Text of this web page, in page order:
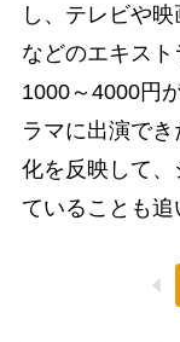
し、テレビや
などのエキス
1000～4000円
ラマに出演で
化を反映して、
ていることも追